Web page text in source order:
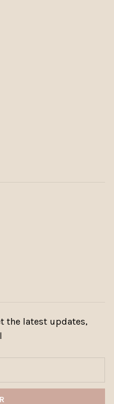
the latest updates,